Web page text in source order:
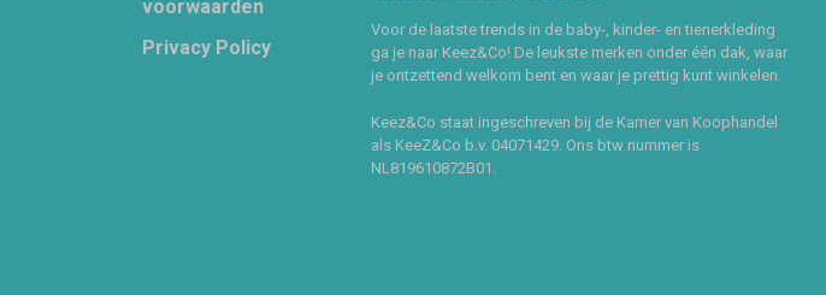
voorwaarden
Privacy Policy
Voor de laatste trends in de baby-, kinder- en tienerkleding
ga je naar Keez&Co! De leukste merken onder één dak, waar
je ontzettend welkom bent en waar je prettig kunt winkelen.
Keez&Co staat ingeschreven bij de Kamer van Koophandel
als KeeZ&Co b.v. 04071429. Ons btw nummer is
NL819610872B01.